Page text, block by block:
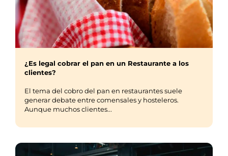
¿Es legal cobrar el pan en un Restaurante a los
clientes?
El tema del cobro del pan en restaurantes suele
generar debate entre comensales y hosteleros.
Aunque muchos clientes...